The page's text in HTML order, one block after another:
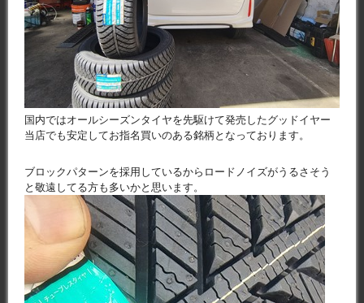
国内ではオールシーズンタイヤを先駆けて発売したグッドイヤー
当店でも安定してお指名買いのある銘柄となっております。
ブロックパターンを採用しているからロードノイズがうるさそう
と敬遠してる方も多いかと思います。